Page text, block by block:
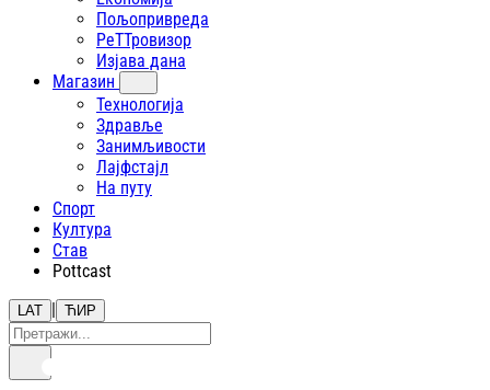
Пољопривреда
РеТТровизор
Изјава дана
Магазин
Технологија
Здравље
Занимљивости
Лајфстajл
На путу
Спорт
Култура
Став
Pottcast
LAT | ЋИР